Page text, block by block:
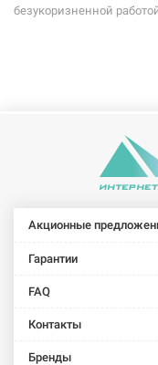
безукоризненной
Акционные
Гарантии
FAQ
Контакты
Бренды